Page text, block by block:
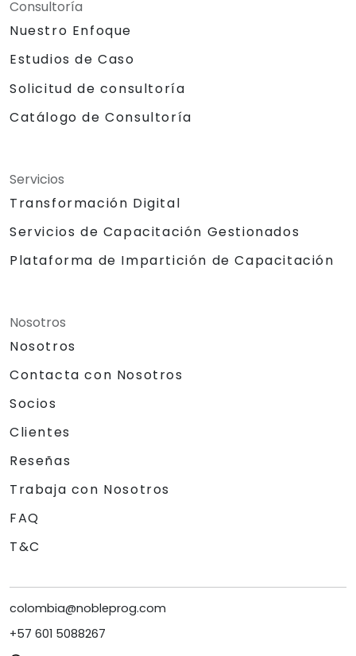
Consultoría
Nuestro Enfoque
Estudios de Caso
Solicitud de consultoría
Catálogo de Consultoría
Servicios
Transformación Digital
Servicios de Capacitación Gestionados
Plataforma de Impartición de Capacitación
Nosotros
Nosotros
Contacta con Nosotros
Socios
Clientes
Reseñas
Trabaja con Nosotros
FAQ
T&C
colombia@nobleprog.com
+57 601 5088267